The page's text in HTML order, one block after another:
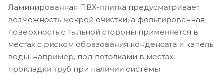
Ламинированная ПВХ-плитка предусматривает
возможность мокрой очистки, а фольгированная
поверхность с тыльной стороны применяется в
местах с риском образования конденсата и капель
воды, например, под потолками в местах
прокладки труб при наличии системы